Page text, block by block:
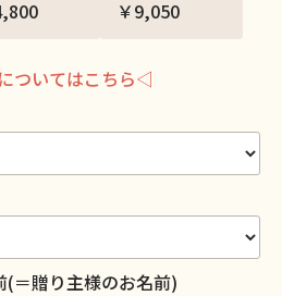
￥9,050
ついてはこちら◁
＝贈り主様のお名前)